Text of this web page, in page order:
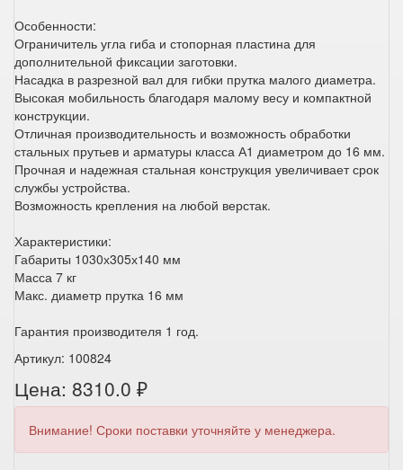
Особенности:
Ограничитель угла гиба и стопорная пластина для
дополнительной фиксации заготовки.
Насадка в разрезной вал для гибки прутка малого диаметра.
Высокая мобильность благодаря малому весу и компактной
конструкции.
Отличная производительность и возможность обработки
стальных прутьев и арматуры класса А1 диаметром до 16 мм.
Прочная и надежная стальная конструкция увеличивает срок
службы устройства.
Возможность крепления на любой верстак.
Характеристики:
Габариты 1030х305х140 мм
Масса 7 кг
Макс. диаметр прутка 16 мм
Гарантия производителя 1 год.
Артикул: 100824
Цена: 8310.0 ₽
Внимание! Сроки поставки уточняйте у менеджера.